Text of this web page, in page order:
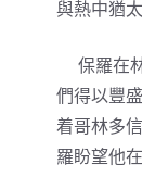
與熱中猶
保羅在
們得以豐
着哥林多
羅盼望他